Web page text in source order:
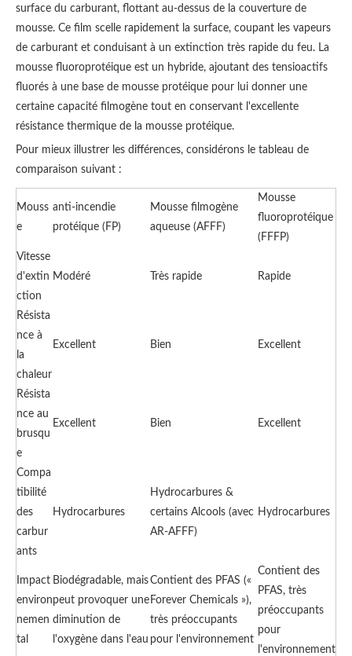
surface du carburant, flottant au-dessus de la couverture de
mousse. Ce film scelle rapidement la surface, coupant les vapeurs
de carburant et conduisant à un extinction très rapide du feu. La
mousse fluoroprotéique est un hybride, ajoutant des tensioactifs
fluorés à une base de mousse protéique pour lui donner une
certaine capacité filmogène tout en conservant l'excellente
résistance thermique de la mousse protéique.
Pour mieux illustrer les différences, considérons le tableau de
comparaison suivant :
Mouss
e
anti-incendie
protéique (FP)
Mousse filmogène
aqueuse (AFFF)
Mousse
fluoroprotéique
(FFFP)
Vitesse
d'extin
ction
Modéré Très rapide Rapide
Résista
nce à
la
chaleur
Excellent Bien Excellent
Résista
nce au
brusqu
e
Excellent Bien Excellent
Compa
tibilité
des
carbur
ants
Hydrocarbures
Hydrocarbures &
certains Alcools (avec
AR-AFFF)
Hydrocarbures
Impact
environ
nemen
tal
Biodégradable, mais
peut provoquer une
diminution de
l'oxygène dans l'eau
Contient des PFAS («
Forever Chemicals »),
très préoccupants
pour l'environnement
Contient des
PFAS, très
préoccupants
pour
l'environnement